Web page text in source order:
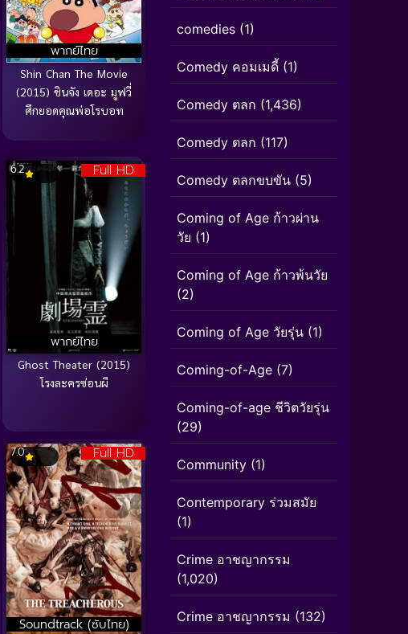
พากย์ไทย
Shin Chan The Movie
(2015) ชินจัง เดอะ มูฟวี่
ศึกยอดคุณพ่อโรบอท
Full HD
พากย์ไทย
6.2
Ghost Theater (2015)
โรงละครซ่อนผี
Full HD
Soundtrack (ซับไทย)
7.0
comedies (1)
Comedy คอมเมดี้ (1)
Comedy ตลก (1,436)
Comedy ตลก (117)
Comedy ตลกขบขัน (5)
Coming of Age ก้าวผ่าน
วัย (1)
Coming of Age ก้าวพ้นวัย
(2)
Coming of Age วัยรุ่น (1)
Coming-of-Age (7)
Coming-of-age ชีวิตวัยรุ่น
(29)
Community (1)
Contemporary ร่วมสมัย
(1)
Crime อาชญากรรม
(1,020)
Crime อาชญากรรม (132)